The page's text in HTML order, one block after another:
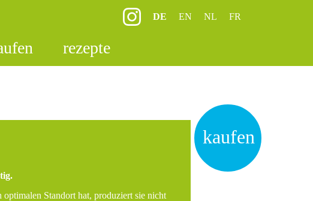
DE EN NL FR
rezepte
kaufen
optimalen Standort hat, produziert sie nicht